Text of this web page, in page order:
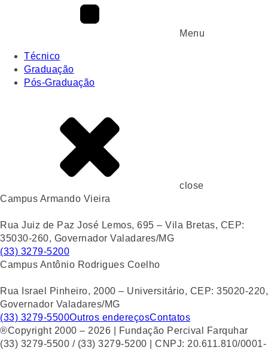
Menu
Técnico
Graduação
Pós-Graduação
close
Campus Armando Vieira
Rua Juiz de Paz José Lemos, 695 – Vila Bretas, CEP:
35030-260, Governador Valadares/MG
(33) 3279-5200
Campus Antônio Rodrigues Coelho
Rua Israel Pinheiro, 2000 – Universitário, CEP: 35020-220,
Governador Valadares/MG
(33) 3279-5500Outros endereçosContatos
®Copyright 2000 – 2026 | Fundação Percival Farquhar
(33) 3279-5500 / (33) 3279-5200 | CNPJ: 20.611.810/0001-